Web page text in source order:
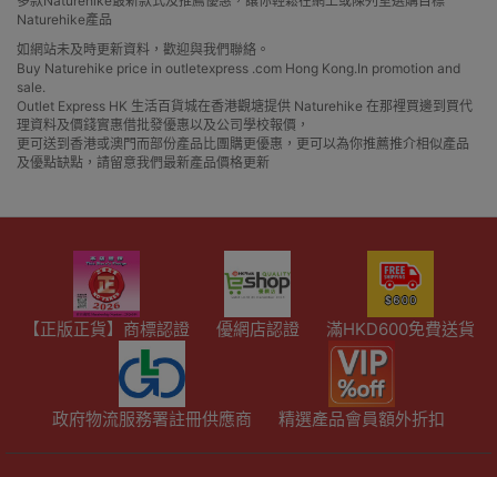
Naturehike產品
如網站未及時更新資料，歡迎與我們聯絡。
Buy Naturehike price in outletexpress .com Hong Kong.In promotion and
sale.
Outlet Express HK 生活百貨城在香港觀塘提供 Naturehike 在那裡買邊到買代
理資料及價錢實惠借批發優惠以及公司學校報價，
更可送到香港或澳門而部份產品比團購更優惠，更可以為你推薦推介相似產品
及優點缺點，請留意我們最新產品價格更新
【正版正貨】商標認證 優網店認證 滿HKD600免費送貨
政府物流服務署註冊供應商 精選產品會員額外折扣